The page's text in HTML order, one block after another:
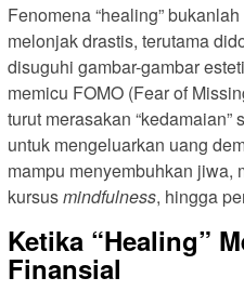
Fenomena “healing”
melonjak drastis, terutama
disuguhi gambar-gambar
memicu FOMO (Fear of
turut merasakan
untuk mengeluarkan uang
mampu menyembuhkan jiwa,
kursusmindfulness, hingga
Ketika “Healing”
Finansial